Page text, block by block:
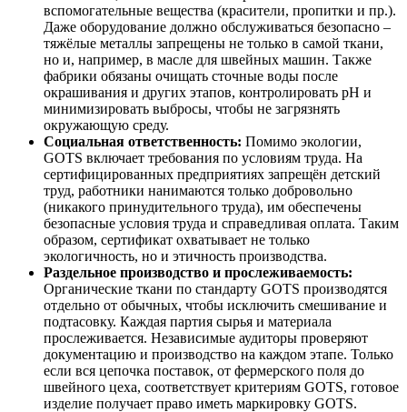
вспомогательные вещества (красители, пропитки и пр.).
Даже оборудование должно обслуживаться безопасно –
тяжёлые металлы запрещены не только в самой ткани,
но и, например, в масле для швейных машин. Также
фабрики обязаны очищать сточные воды после
окрашивания и других этапов, контролировать pH и
минимизировать выбросы, чтобы не загрязнять
окружающую среду.
Социальная ответственность: Помимо экологии,
GOTS включает требования по условиям труда. На
сертифицированных предприятиях запрещён детский
труд, работники нанимаются только добровольно
(никакого принудительного труда), им обеспечены
безопасные условия труда и справедливая оплата. Таким
образом, сертификат охватывает не только
экологичность, но и этичность производства.
Раздельное производство и прослеживаемость:
Органические ткани по стандарту GOTS производятся
отдельно от обычных, чтобы исключить смешивание и
подтасовку. Каждая партия сырья и материала
прослеживается. Независимые аудиторы проверяют
документацию и производство на каждом этапе. Только
если вся цепочка поставок, от фермерского поля до
швейного цеха, соответствует критериям GOTS, готовое
изделие получает право иметь маркировку GOTS.